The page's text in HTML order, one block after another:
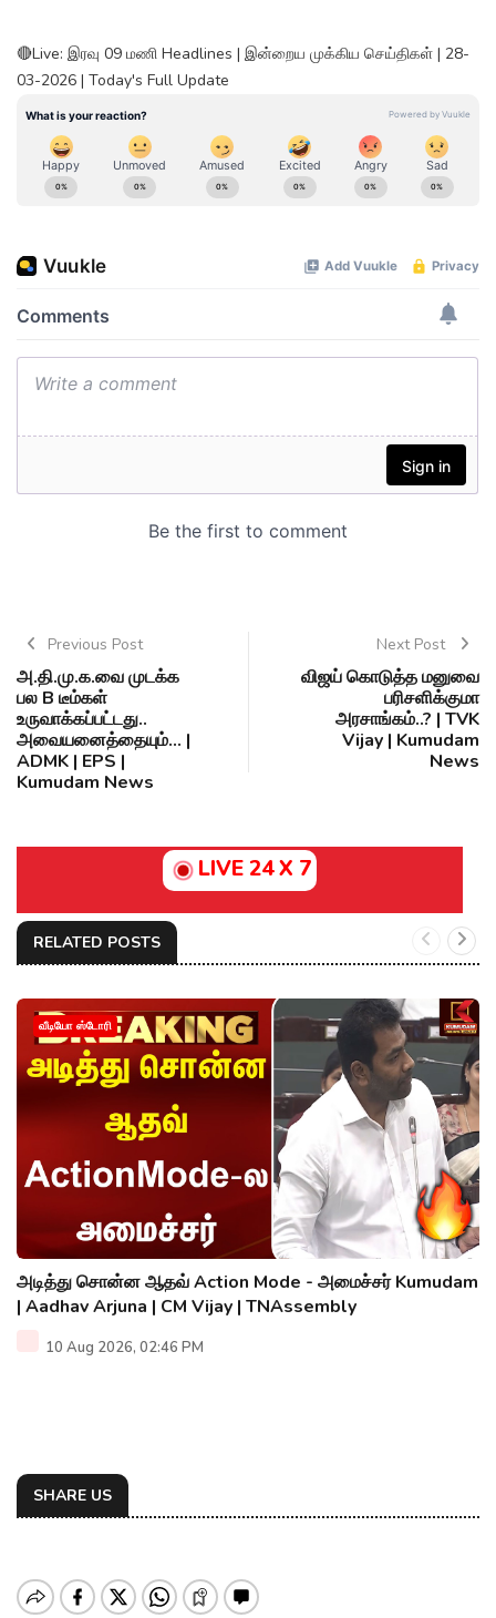
🔴Live: இரவு 09 மணி Headlines | இன்றைய முக்கிய செய்திகள் | 28-
03-2026 | Today's Full Update
Previous Post
அ.தி.மு.க.வை முடக்க
பல B டீம்கள்
உருவாக்கப்பட்டது..
அவையனைத்தையும்... |
ADMK | EPS |
Kumudam News
Next Post
விஜய் கொடுத்த மனுவை
பரிசளிக்குமா
அரசாங்கம்..? | TVK
Vijay | Kumudam
News
LIVE 24 X 7
RELATED POSTS
வீடியோ ஸ்டோரி
அடித்து சொன்ன ஆதவ் Action Mode - அமைச்சர் Kumudam
| Aadhav Arjuna | CM Vijay | TNAssembly
10 Aug 2026, 02:46 PM
SHARE US